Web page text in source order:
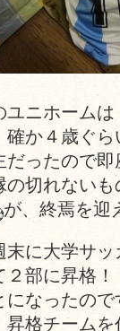
ユニホーム
か４歳ぐ
だったので
の切れない
が、終焉を迎
末に大学サ
２部に昇格
になったの
格チームを